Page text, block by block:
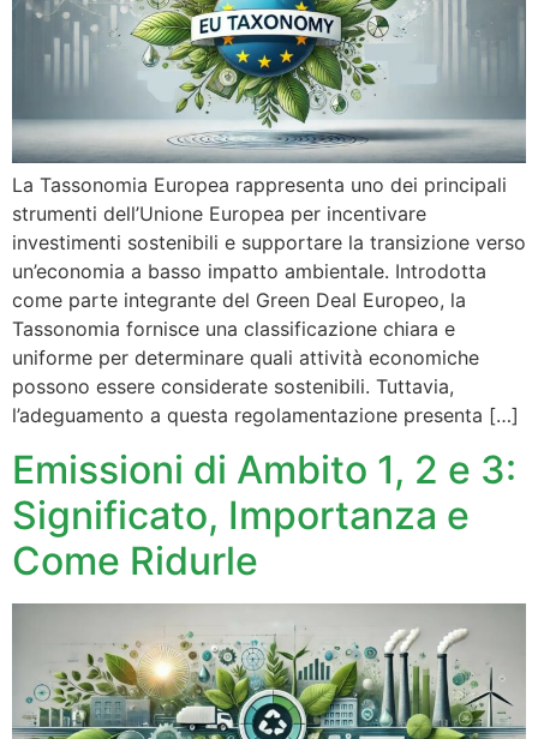
La Tassonomia Europea rappresenta uno dei principali
strumenti dell’Unione Europea per incentivare
investimenti sostenibili e supportare la transizione verso
un’economia a basso impatto ambientale. Introdotta
come parte integrante del Green Deal Europeo, la
Tassonomia fornisce una classificazione chiara e
uniforme per determinare quali attività economiche
possono essere considerate sostenibili. Tuttavia,
l’adeguamento a questa regolamentazione presenta […]
Emissioni di Ambito 1, 2 e 3:
Significato, Importanza e
Come Ridurle